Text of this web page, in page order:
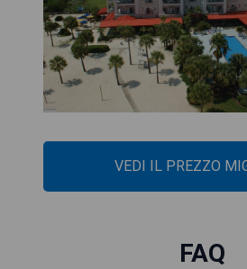
VEDI IL PREZZO
FAQ